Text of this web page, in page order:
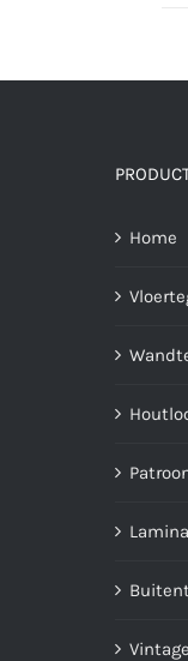
Home